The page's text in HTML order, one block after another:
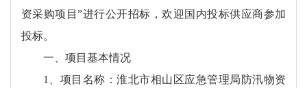
资采购项目”进行公开招标，欢迎国内投标供应商参加
投标。
一、项目基本情况
1、项目名称：淮北市相山区应急管理局防汛物资